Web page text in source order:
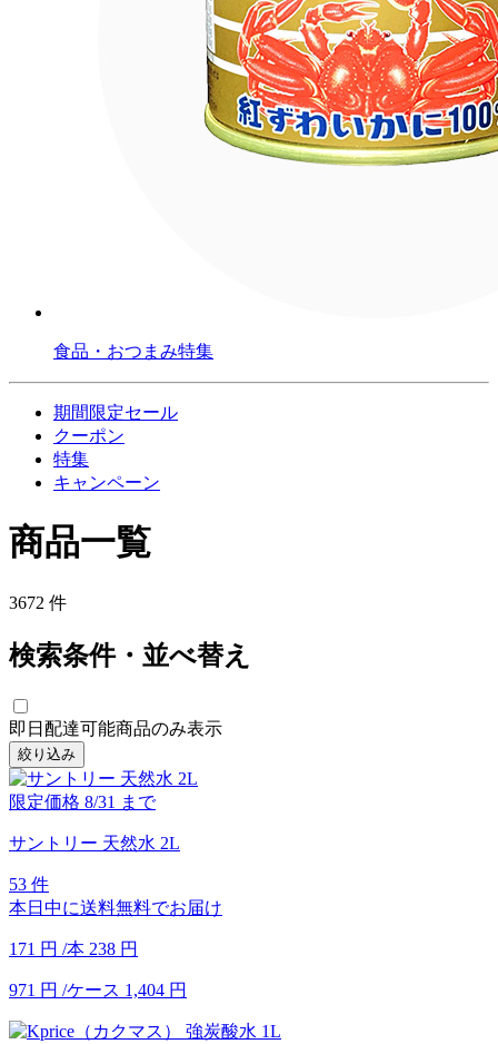
食品・おつまみ特集
期間限定セール
クーポン
特集
キャンペーン
商品一覧
3672 件
検索条件・並べ替え
即日配達可能商品のみ表示
絞り込み
限定価格 8/31 まで
サントリー 天然水 2L
53 件
本日中に送料無料でお届け
171 円 /本 238 円
971 円 /ケース 1,404 円